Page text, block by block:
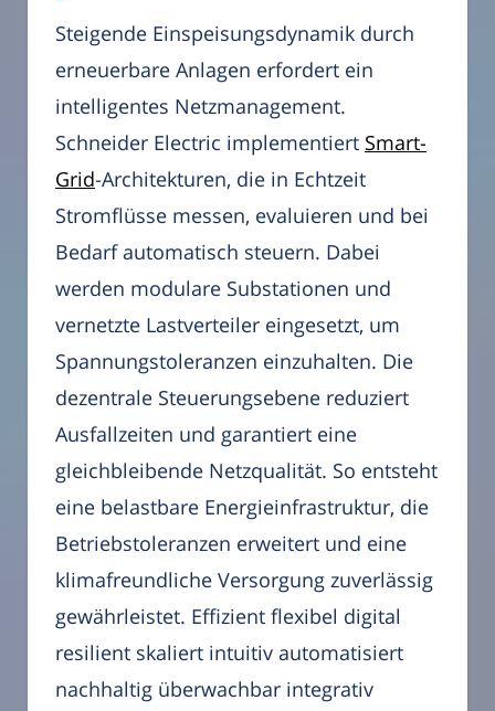
Steigende Einspeisungsdynamik durch
erneuerbare Anlagen erfordert ein
intelligentes Netzmanagement.
Schneider Electric implementiert Smart-
Grid-Architekturen, die in Echtzeit
Stromflüsse messen, evaluieren und bei
Bedarf automatisch steuern. Dabei
werden modulare Substationen und
vernetzte Lastverteiler eingesetzt, um
Spannungstoleranzen einzuhalten. Die
dezentrale Steuerungsebene reduziert
Ausfallzeiten und garantiert eine
gleichbleibende Netzqualität. So entsteht
eine belastbare Energieinfrastruktur, die
Betriebstoleranzen erweitert und eine
klimafreundliche Versorgung zuverlässig
gewährleistet. Effizient flexibel digital
resilient skaliert intuitiv automatisiert
nachhaltig überwachbar integrativ